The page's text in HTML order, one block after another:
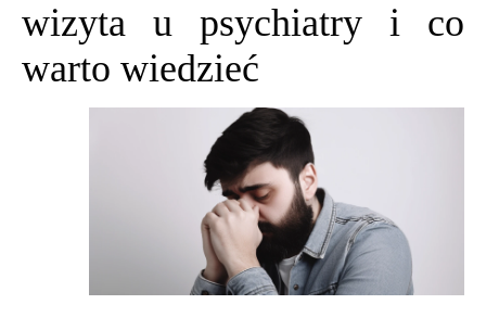
wizyta u psychiatry i co
warto wiedzieć